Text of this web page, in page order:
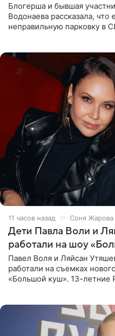
Блогерша и бывшая
Водонаева рассказала, что
неправильную парковку в
11 часов назад Соня Жарова
Дети Павла Воли и
работали на шоу
Павел Воля и Ляйсан
работали на съемках
«Большой куш». 13-летние